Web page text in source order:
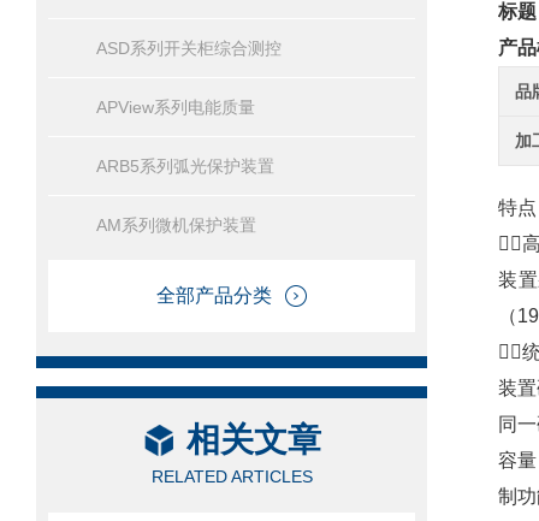
ASD系列开关柜综合测控
APView系列电能质量
ARB5系列弧光保护装置
AM系列微机保护装置
全部产品分类
相关文章
RELATED ARTICLES
标
产
品
加
特点

装
（

装
同
容
制